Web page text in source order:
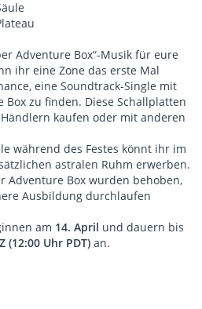
Adventure Box“-Musik für eure
ihr eine Zone das erste Mal
eine Soundtrack-Single mit
Box zu finden. Diese Schallplatten
kaufen oder mit anderen
während des Festes könnt ihr im
astralen Ruhm erwerben.
Adventure Box wurden behoben,
Ausbildung durchlaufen
am 14. April und dauern bis
(12:00 Uhr PDT) an.